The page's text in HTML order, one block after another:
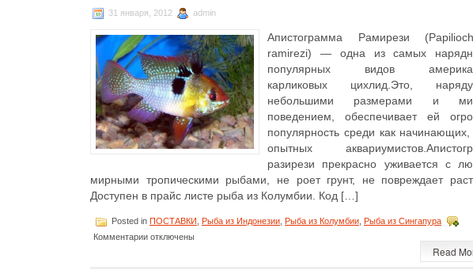
31 января, 2012 admin
Апистограмма Рамирези
ramirezi) — одна из самых
популярных видов
карликовых цихлид.Это,
небольшими размерами и
поведением, обеспечивает ей
популярность среди как начинающих,
опытных
разирези прекрасно уживается с
мирными тропическими рыбами, не роет грунт, не повреждает
Доступен в прайс листе рыба из Колумбии. Код […]
Posted in ПОСТАВКИ Рыба из Индонезии Рыба из Колумбии Рыба из Сингапура
Комментариикотключены
Read